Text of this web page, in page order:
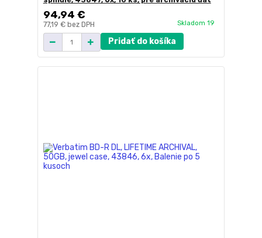
94,94 €
77,19 € bez DPH Skladom 19
Pridať do košíka